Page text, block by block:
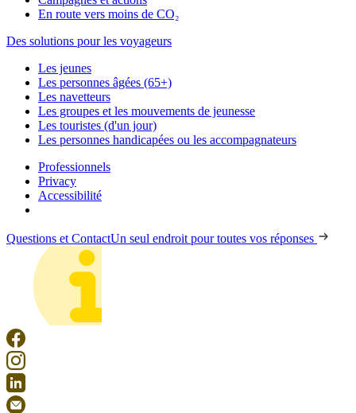
En route vers moins de CO₂
Des solutions pour les voyageurs
Les jeunes
Les personnes âgées (65+)
Les navetteurs
Les groupes et les mouvements de jeunesse
Les touristes (d'un jour)
Les personnes handicapées ou les accompagnateurs
Professionnels
Privacy
Accessibilité
Questions et ContactUn seul endroit pour toutes vos réponses